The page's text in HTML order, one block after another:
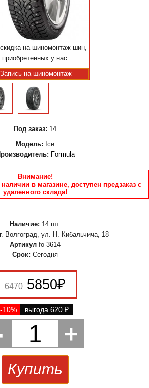
на шиномонтаж шин,
приобретенных у нас.
Запись на шиномонтаж
Под заказ: 14
Модель: Ice
Formula
Внимание!
в магазине, доступен предзаказ с
удаленного склада!
Наличие: 14 шт.
г. Волгоград, ул. Н. Кибальчича, 18
Артикул fo-3614
Срок: Сегодня
6470 5850₽
-10% выгода 620 ₽
1 +
Купить